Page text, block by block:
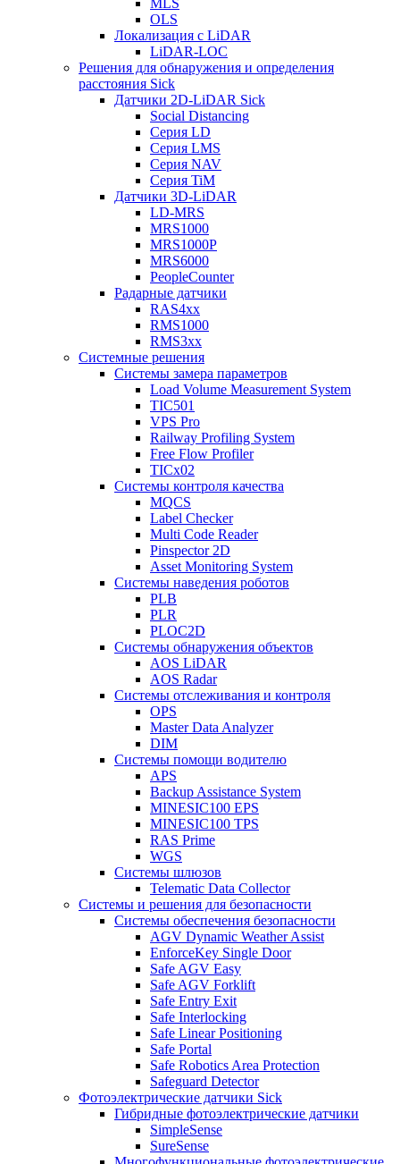
MLS
OLS
Локализация с LiDAR
LiDAR-LOC
Решения для обнаружения и определения
расстояния Sick
Датчики 2D-LiDAR Sick
Social Distancing
Серия LD
Серия LMS
Серия NAV
Серия TiM
Датчики 3D-LiDAR
LD-MRS
MRS1000
MRS1000P
MRS6000
PeopleCounter
Радарные датчики
RAS4xx
RMS1000
RMS3xx
Системные решения
Системы замера параметров
Load Volume Measurement System
TIC501
VPS Pro
Railway Profiling System
Free Flow Profiler
TICx02
Системы контроля качества
MQCS
Label Checker
Multi Code Reader
Pinspector 2D
Asset Monitoring System
Системы наведения роботов
PLB
PLR
PLOC2D
Системы обнаружения объектов
AOS LiDAR
AOS Radar
Системы отслеживания и контроля
OPS
Master Data Analyzer
DIM
Системы помощи водителю
APS
Backup Assistance System
MINESIC100 EPS
MINESIC100 TPS
RAS Prime
WGS
Системы шлюзов
Telematic Data Collector
Системы и решения для безопасности
Системы обеспечения безопасности
AGV Dynamic Weather Assist
EnforceKey Single Door
Safe AGV Easy
Safe AGV Forklift
Safe Entry Exit
Safe Interlocking
Safe Linear Positioning
Safe Portal
Safe Robotics Area Protection
Safeguard Detector
Фотоэлектрические датчики Sick
Гибридные фотоэлектрические датчики
SimpleSense
SureSense